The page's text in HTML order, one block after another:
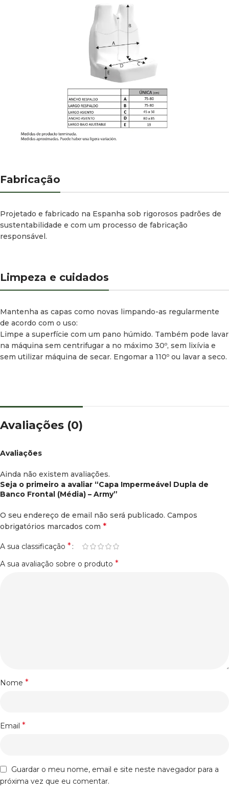
Fabricação
Projetado e fabricado na Espanha sob rigorosos padrões de
sustentabilidade e com um processo de fabricação
responsável.
Limpeza e cuidados
Mantenha as capas como novas limpando-as regularmente
de acordo com o uso:
Limpe a superfície com um pano húmido. Também pode lavar
na máquina sem centrifugar a no máximo 30º, sem lixívia e
sem utilizar máquina de secar. Engomar a 110º ou lavar a seco.
Avaliações (0)
Avaliações
Ainda não existem avaliações.
Seja o primeiro a avaliar “Capa Impermeável Dupla de
Banco Frontal (Média) – Army”
O seu endereço de email não será publicado. Campos
obrigatórios marcados com *
A sua classificação *
A sua avaliação sobre o produto *
Nome *
Email *
Guardar o meu nome, email e site neste navegador para a
próxima vez que eu comentar.